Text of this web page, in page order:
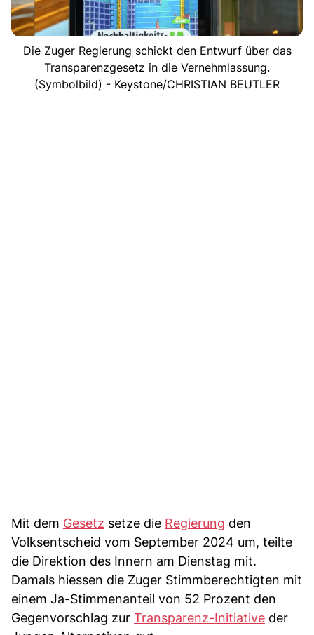
Die Zuger Regierung schickt den Entwurf über das
Transparenzgesetz in die Vernehmlassung.
(Symbolbild) - Keystone/CHRISTIAN BEUTLER
Mit dem Gesetz setze die Regierung den
Volksentscheid vom September 2024 um, teilte
die Direktion des Innern am Dienstag mit.
Damals hiessen die Zuger Stimmberechtigten mit
einem Ja-Stimmenanteil von 52 Prozent den
Gegenvorschlag zur Transparenz-Initiative der